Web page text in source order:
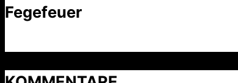
Fegefeuer